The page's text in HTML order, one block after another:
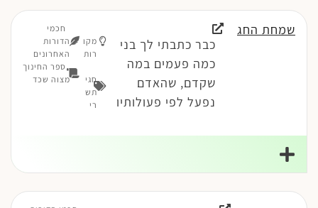
שמחת החג
כבר כתבתי לך בני
כמה פעמים במה
שקדם, שהאדם
נפעל לפי פעולותיו
מקו
רות
חגי
תש
רי
חכמי
הדורות
האחרונים
ספר החינוך
מצוה שכד